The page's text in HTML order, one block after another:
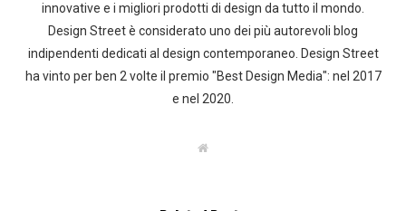
innovative e i migliori prodotti di design da tutto il mondo.
Design Street è considerato uno dei più autorevoli blog
indipendenti dedicati al design contemporaneo. Design Street
ha vinto per ben 2 volte il premio "Best Design Media": nel 2017
e nel 2020.
W